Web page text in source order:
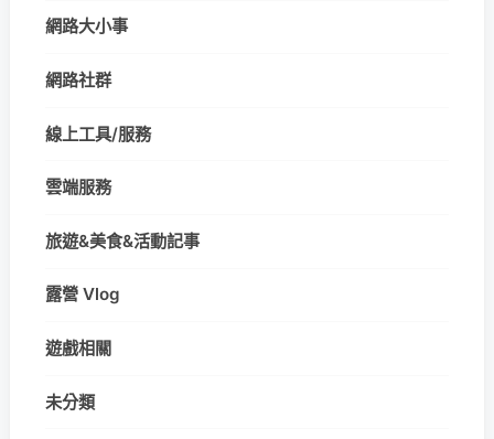
網路大小事
網路社群
線上工具/服務
雲端服務
旅遊&美食&活動記事
露營 Vlog
遊戲相關
未分類